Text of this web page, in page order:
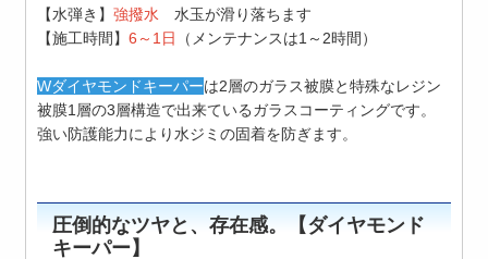
【水弾き】強撥水 水玉が滑り落ちます
【施工時間】6～1日 （メンテナンスは1～2時間）
Wダイヤモンドキーパーは2層のガラス被膜と特殊なレジン
被膜1層の3層構造で出来ているガラスコーティングです。
強い防護能力により水ジミの固着を防ぎます。
圧倒的なツヤと、存在感。【ダイヤモンド
キーパー】